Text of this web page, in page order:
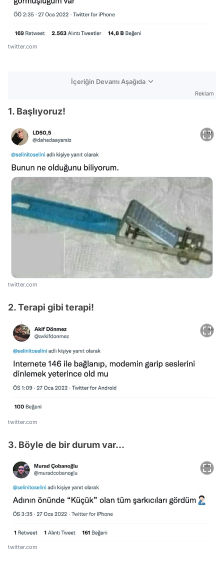
twitter.com
İçeriğin Devamı Aşağıda
Reklam
1. Başlıyoruz!
twitter.com
2. Terapi gibi terapi!
twitter.com
3. Böyle de bir durum var...
twitter.com